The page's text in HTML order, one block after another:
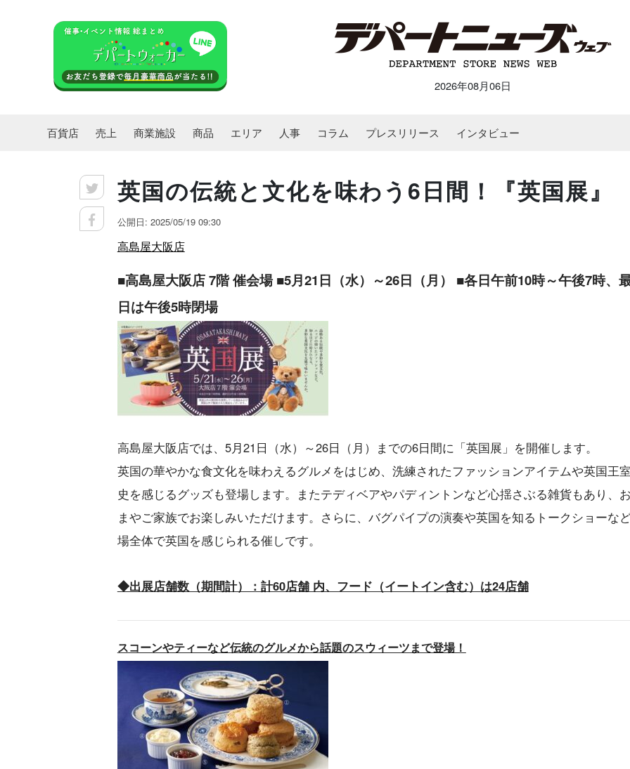
2026年08月06日
百貨店 売上 商業施設 商品 エリア 人事 コラム プレスリリース インタビュー
英国の伝統と文化を味わう6日間！『英国展』
公開日: 2025/05/19 09:30
高島屋大阪店
■高島屋大阪店 7階 催会場 ■5月21日（水）～26日（月） ■各日午前10時～午後7時、
日は午後5時閉場
高島屋大阪店では、5月21日（水）～26日（月）までの6日間に「英国展」を開催します。
英国の華やかな食文化を味わえるグルメをはじめ、洗練されたファッションアイテムや英国王
史を感じるグッズも登場します。またテディベアやパディントンなど心揺さぶる雑貨もあり、
まやご家族でお楽しみいただけます。さらに、バグパイプの演奏や英国を知るトークショーな
場全体で英国を感じられる催しです。
◆出展店舗数（期間計）：計60店舗 内、フード（イートイン含む）は24店舗
スコーンやティーなど伝統のグルメから話題のスウィーツまで登場！